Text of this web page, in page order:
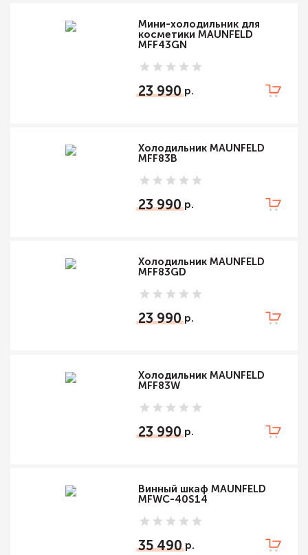
Мини-холодильник для
косметики MAUNFELD
MFF43GN
23 990
Холодильник MAUNFELD
MFF83B
23 990
Холодильник MAUNFELD
MFF83GD
23 990
Холодильник MAUNFELD
MFF83W
23 990
Винный шкаф MAUNFELD
MFWC-40S14
35 490